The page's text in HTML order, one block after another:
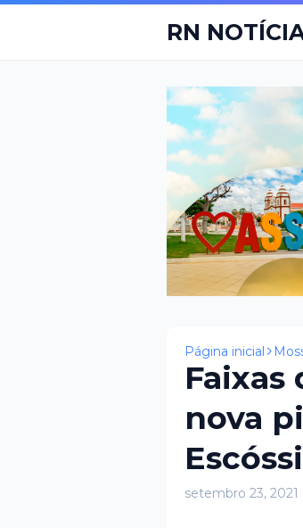
RN
Página inicial
Faixas
nova
setembro 23, 2021